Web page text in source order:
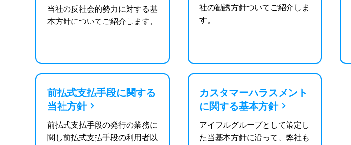
当社の反社会的勢力に対する基
本方針についてご紹介します。
社の勧誘方針ついてご紹介しま
す。
前払式支払手段に関する
当社方針
前払式支払手段の発行の業務に
関し前払式支払手段の利用者以
カスタマーハラスメント
に関する基本方針
アイフルグループとして策定し
た当基本方針に沿って、弊社も